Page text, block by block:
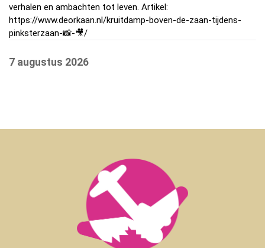
verhalen en ambachten tot leven. Artikel:
https://www.deorkaan.nl/kruitdamp-boven-de-zaan-tijdens-
pinksterzaan-📸-🎥/
7 augustus 2026